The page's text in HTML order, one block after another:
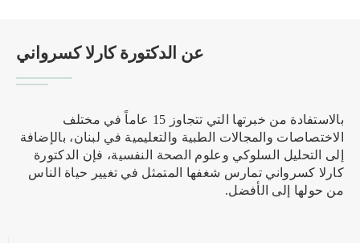
عن الدكتورة كارلا كسرواني
بالاستفادة من خبرتها التي تتجاوز 15 عاماً في مختلف
الاختصاصات والمجالات الطبية والتعليمية في لبنان، بالإضافة
إلى التحليل السلوكي وعلوم الصحة النفسية، فإن الدكتورة
كارلا كسرواني تمارس شغفها المتمثل في تغيير حياة الناس
من حولها إلى الأفضل.